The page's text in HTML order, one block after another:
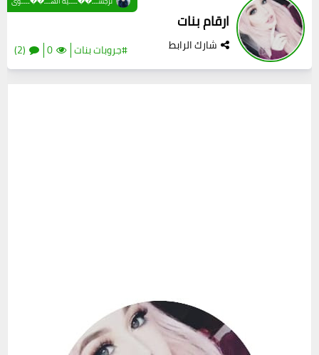
ارقام بنات
شارك الرابط #جروبات بنات 0
(2)